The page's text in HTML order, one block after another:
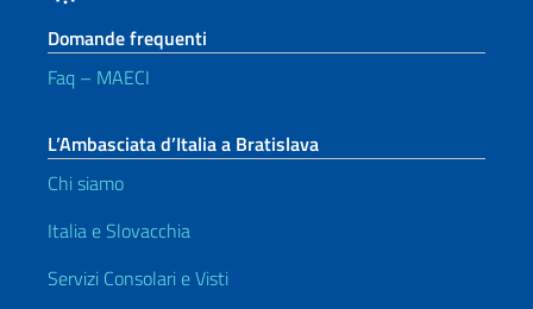
Domande frequenti
Faq – MAECI
L’Ambasciata d’Italia a Bratislava
Chi siamo
Italia e Slovacchia
Servizi Consolari e Visti